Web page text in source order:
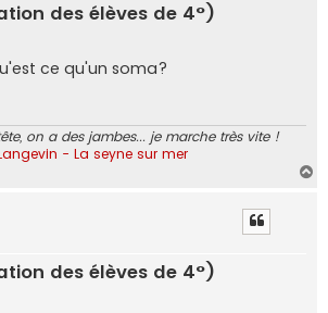
des élèves de 4°)
ce qu'un soma?
on a des jambes... je marche très vite !
- La seyne sur mer
des élèves de 4°)